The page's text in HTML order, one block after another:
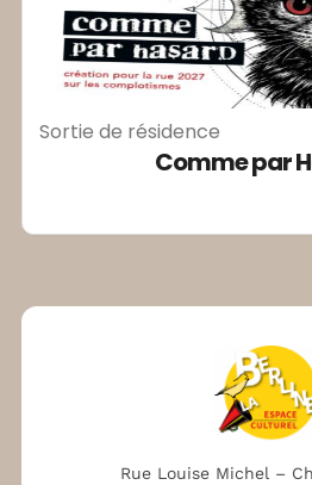
Sortie de résidence
Comme par
Rue Louise Michel –